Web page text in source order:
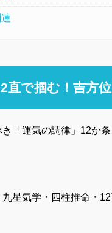
直で掴む！吉方
「運気の調律」12か条
九星気学・四柱推命・